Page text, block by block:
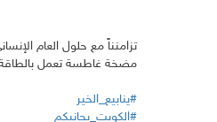
مضخة غاطسة تعمل بالطاقة الشمسية ، وخزان تجميعي سعة 15
#ينابيع_الخير
#الكويت_بجانبكم